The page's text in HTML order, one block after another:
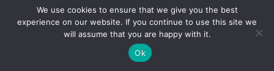
commentairesur
Quand
faut-
il
actualiser
L’analyse de sa situation
Joel
21 mars
2026
Se déplacer à Paris avec un
We use cookies to ensure that we give you the best
experience on our website. If you continue to use this site we
will assume that you are happy with it.
Ok